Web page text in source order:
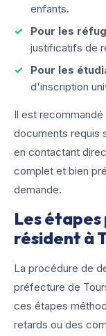
enfants.
Pour les
justificatifs de
Pour les
d'inscription
Il est
documents requis
en contactant
complet et bien
demande.
Les
résident à
La procédure de
préfecture de
ces étapes
retards ou des